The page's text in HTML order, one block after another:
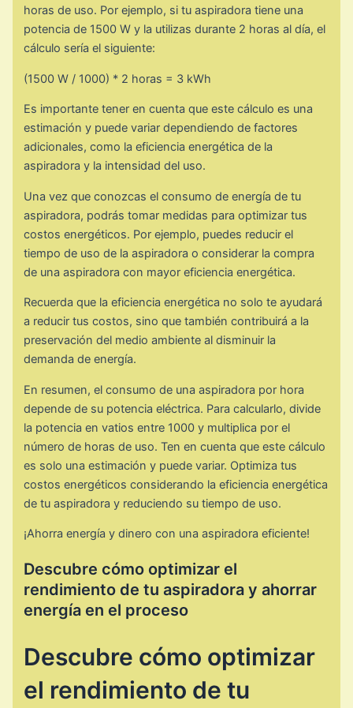
horas de uso. Por ejemplo, si tu aspiradora tiene una
potencia de 1500 W y la utilizas durante 2 horas al día, el
cálculo sería el siguiente:
(1500 W / 1000) * 2 horas = 3 kWh
Es importante tener en cuenta que este cálculo es una
estimación y puede variar dependiendo de factores
adicionales, como la eficiencia energética de la
aspiradora y la intensidad del uso.
Una vez que conozcas el consumo de energía de tu
aspiradora, podrás tomar medidas para optimizar tus
costos energéticos. Por ejemplo, puedes reducir el
tiempo de uso de la aspiradora o considerar la compra
de una aspiradora con mayor eficiencia energética.
Recuerda que la eficiencia energética no solo te ayudará
a reducir tus costos, sino que también contribuirá a la
preservación del medio ambiente al disminuir la
demanda de energía.
En resumen, el consumo de una aspiradora por hora
depende de su potencia eléctrica. Para calcularlo, divide
la potencia en vatios entre 1000 y multiplica por el
número de horas de uso. Ten en cuenta que este cálculo
es solo una estimación y puede variar. Optimiza tus
costos energéticos considerando la eficiencia energética
de tu aspiradora y reduciendo su tiempo de uso.
¡Ahorra energía y dinero con una aspiradora eficiente!
Descubre cómo optimizar el
rendimiento de tu aspiradora y ahorrar
energía en el proceso
Descubre cómo optimizar
el rendimiento de tu